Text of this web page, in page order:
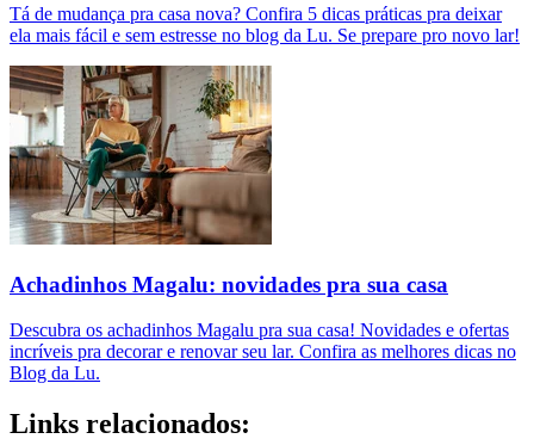
Tá de mudança pra casa nova? Confira 5 dicas práticas pra deixar
ela mais fácil e sem estresse no blog da Lu. Se prepare pro novo lar!
Achadinhos Magalu: novidades pra sua casa
Descubra os achadinhos Magalu pra sua casa! Novidades e ofertas
incríveis pra decorar e renovar seu lar. Confira as melhores dicas no
Blog da Lu.
Links relacionados: